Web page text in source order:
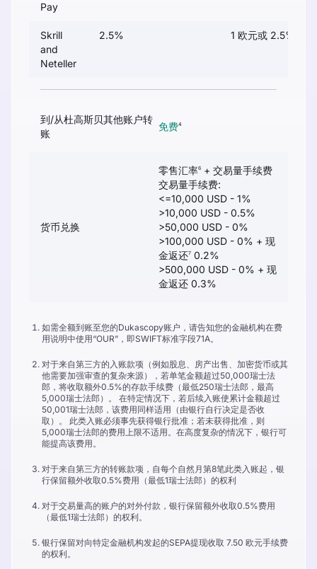
Pay
Skrill
and
Neteller
2.5% 1 欧元或 2.5%
到/从杜高斯贝其他账户转
账
免费4
货币兑换
零售汇率6 + 交易量手续费
交易量手续费:
<=10,000 USD - 1%
>10,000 USD - 0.5%
>50,000 USD - 0%
>100,000 USD - 0% + 现
金返还7 0.2%
>500,000 USD - 0% + 现
金返还 0.3%
如需全额到账至您的Dukascopy账户，请告知您的金融机构在费
用说明中使用“OUR”，即SWIFT标准字段71A。
对于来自第三方的入账款项（例如股息、房产出售、加密货币或其
他需要加强审查的复杂来源），若单笔金额超过50,000瑞士法
郎，将收取额外0.5%的存款手续费（最低250瑞士法郎，最高
5,000瑞士法郎）。 在特定情况下，若后续入账使累计金额超过
50,001瑞士法郎，该费用同样适用（由银行自行决定是否收
取）。 此类入账必须事先获得银行批准；若未获得批准，则
5,000瑞士法郎的费用上限不适用。在高度复杂的情况下，银行可
能提高该费用。
对于来自第三方的转账款项，自每个自然月第8笔此类入账起，银
行保留额外收取0.5%费用（最低1瑞士法郎）的权利
对于交易量高的账户的对外付款，银行保留额外收取0.5%费用
（最低1瑞士法郎）的权利。
银行保留对向特定金融机构发起的SEPA提现收取 7.50 欧元手续费
的权利。